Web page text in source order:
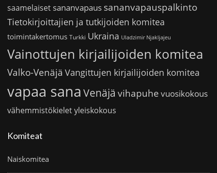
saamelaiset sananvapaus sananvapauspalkinto
Tietokirjoittajien ja tutkijoiden komitea
toimintakertomus Turkki Ukraina Uladzimir Njakljajeu
Vainottujen kirjailijoiden komitea
Valko-Venäjä Vangittujen kirjailijoiden komitea
vapaa sana Venäjä vihapuhe vuosikokous
vähemmistökieletyleiskokous
Komiteat
Naiskomitea